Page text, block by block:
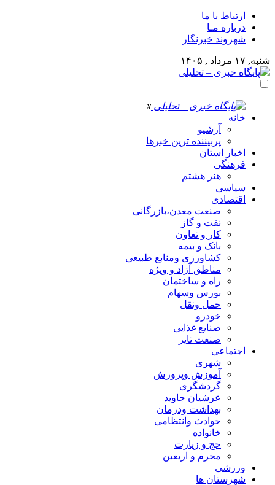
ارتباط با ما
درباره مـا
شهروند خبرنگار
شنبه, ۱۷ مرداد , ۱۴۰۵
x
خانه
آرشیو
پربیننده ترین خبرها
اخبار استان
فرهنگی
هنر هشتم
سیاسی
اقتصادی
صنعت معدن،بازرگانی
نفت و گاز
کار و تعاون
بانک و بیمه
کشاورزی ومنابع طبیعی
مناطق آزاد و ویژه
راه و ساختمان
بورس وسهام
حمل ونقل
خودرو
صنایع غذایی
صنعت تایر
اجتماعی
شهری
آموزش وپرورش
گردشگری
عرشیان جاوید
بهداشت ودرمان
حوادث وانتظامی
خانواده
حج و زیارت
محرم و اریعین
ورزشی
شهرستان ها